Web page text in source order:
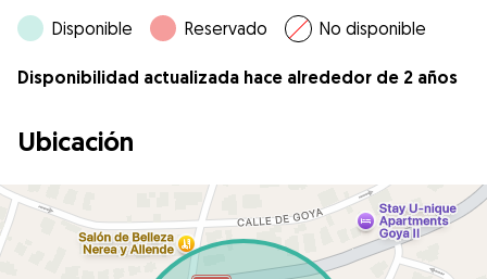
Disponible Reservado No disponible
Disponibilidad actualizada hace alrededor de 2 años
Ubicación